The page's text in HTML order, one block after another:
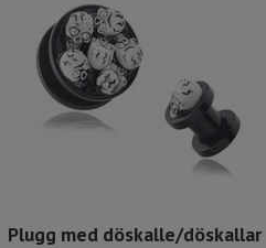
Plugg med döskalle/döskallar